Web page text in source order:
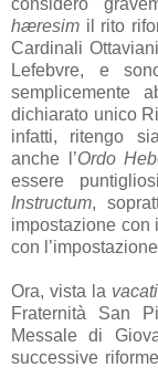
hæresim il rito
Cardinali
Lefebvre, e
semplicemente
dichiarato unico
infatti, ritengo
anche l’Ordo
essere
Instructum,
impostazione con
con
Ora, vista la
Fraternità San
Messale di
successive